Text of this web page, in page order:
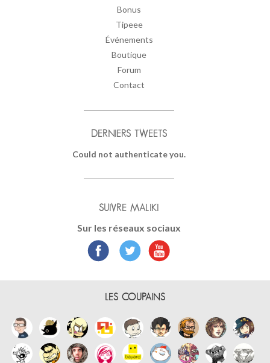
Bonus
Tipeee
Événements
Boutique
Forum
Contact
DERNIERS TWEETS
Could not authenticate you.
SUIVRE MALIKI
Sur les réseaux sociaux
LES COUPAINS